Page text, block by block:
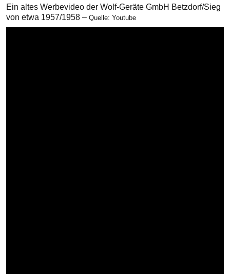
Ein altes Werbevideo der Wolf-Geräte GmbH Betzdorf/Sieg
von etwa 1957/1958 – Quelle: Youtube